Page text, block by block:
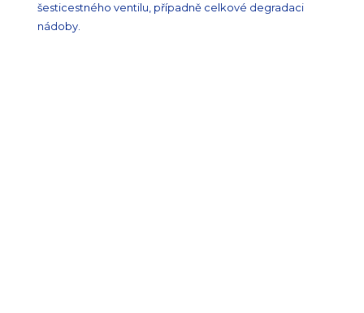
šesticestného ventilu, případně celkové degradaci
nádoby.